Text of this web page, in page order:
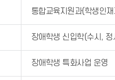
통합교육지원과(학생인
장애학생 신입학(수시, 정
장애학생 특화사업 운영